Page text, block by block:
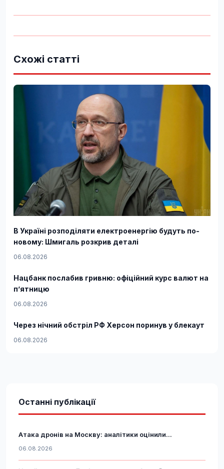
Схожі статті
В Україні розподіляти електроенергію будуть по-
новому: Шмигаль розкрив деталі
06.08.2026
Нацбанк послабив гривню: офіційний курс валют на
п’ятницю
06.08.2026
Через нічний обстріл РФ Херсон поринув у блекаут
06.08.2026
Останні публікації
Атака дронів на Москву: аналітики оцінили...
06.08.2026